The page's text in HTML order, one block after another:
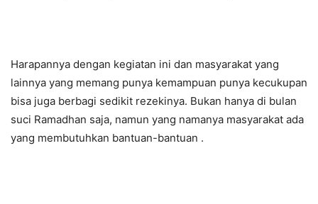
Harapannya dengan kegiatan ini dan masyarakat yang
lainnya yang memang punya kemampuan punya kecukupan
bisa juga berbagi sedikit rezekinya. Bukan hanya di bulan
suci Ramadhan saja, namun yang namanya masyarakat ada
yang membutuhkan bantuan-bantuan .